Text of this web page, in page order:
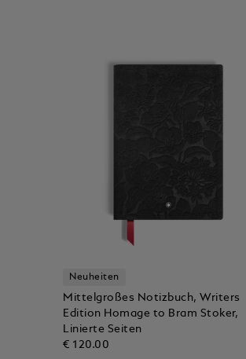
Neuheiten
Mittelgroßes Notizbuch, Writers
Edition Homage to Bram Stoker,
Linierte Seiten
€ 120.00